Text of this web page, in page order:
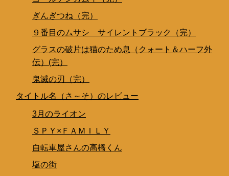
ぎんぎつね（完）
９番目のムサシ サイレントブラック（完）
グラスの破片は猫のため息（クォート＆ハーフ外
伝）(完）
鬼滅の刃（完）
タイトル名（さ～そ）のレビュー
3月のライオン
ＳＰＹ×ＦＡＭＩＬＹ
自転車屋さんの高橋くん
塩の街